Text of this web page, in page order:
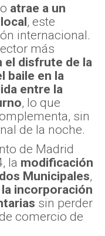
atrae a un
, este
internacional.
más
el disfrute de la
baile en la
entre la
, lo que
sin
de la noche.
de Madrid
la modificación
Municipales,
incorporación
sin perder
comercio de